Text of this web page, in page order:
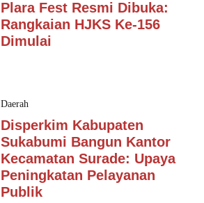
Plara Fest Resmi Dibuka:
Rangkaian HJKS Ke-156
Dimulai
Daerah
Disperkim Kabupaten
Sukabumi Bangun Kantor
Kecamatan Surade: Upaya
Peningkatan Pelayanan
Publik